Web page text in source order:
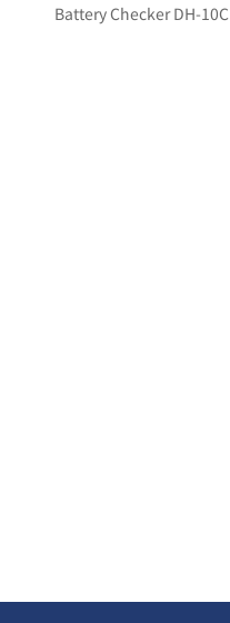
Battery Checker DH-10C